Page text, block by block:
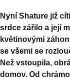
Nyní Shature již
srdce zářilo a její
květinovými
se všemi se
Než vstoupila,
domov. Od